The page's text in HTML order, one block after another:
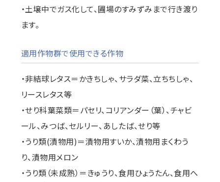
・土壌中でガス化して、圃場のすみずみまで行き渡り
ます。
適用作物群で使用できる作物
・非結球レタス＝かきちしゃ、サラダ菜、立ちちしゃ、
リースレタス等
・せり科葉菜類＝パセリ、コリアンダー（葉）、チャビ
ール、みつば、セルリー、あしたば、せり等
・うり類(漬物用)＝漬物用すいか、漬物用まくわう
り、漬物用メロン
・うり類（未成熟）＝きゅうり、食用ひょうたん、食用へ